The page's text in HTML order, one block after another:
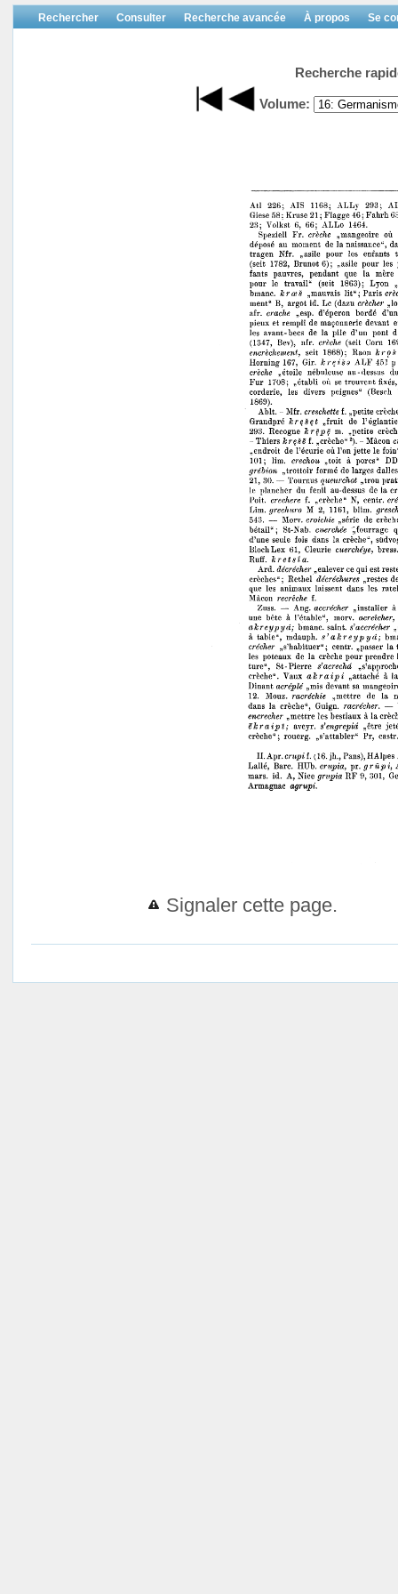
Rechercher Consulter Recherche avancée À propos Se
Recherche
Volume:
Signaler cette page.